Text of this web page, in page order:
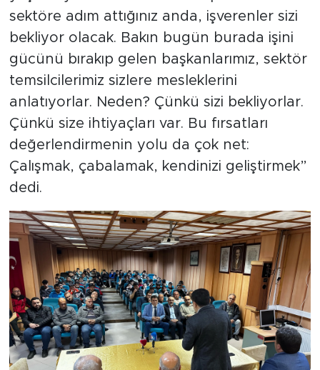
sektöre adım attığınız anda, işverenler sizi
bekliyor olacak. Bakın bugün burada işini
gücünü bırakıp gelen başkanlarımız, sektör
temsilcilerimiz sizlere mesleklerini
anlatıyorlar. Neden? Çünkü sizi bekliyorlar.
Çünkü size ihtiyaçları var. Bu fırsatları
değerlendirmenin yolu da çok net:
Çalışmak, çabalamak, kendinizi geliştirmek”
dedi.